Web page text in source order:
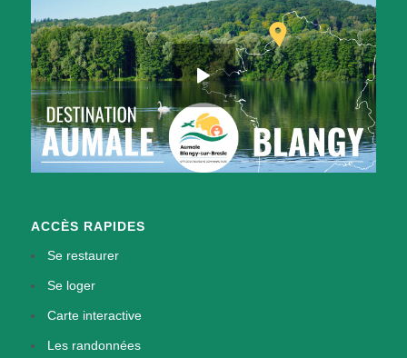
ACCÈS RAPIDES
Se restaurer
Se loger
Carte interactive
Les randonnées